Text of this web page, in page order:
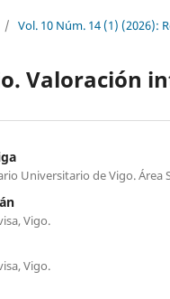
/ Vol. 10 Núm. 14 (1) (2026):
Valoración
Universitario de Vigo. Área
Vigo.
Vigo.